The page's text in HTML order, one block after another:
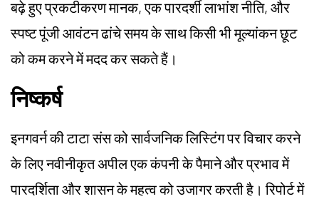
बढ़े हुए प्रकटीकरण मानक, एक पारदर्शी लाभांश नीति, और
स्पष्ट पूंजी आवंटन ढांचे समय के साथ किसी भी मूल्यांकन छूट
को कम करने में मदद कर सकते हैं।
निष्कर्ष
इनगवर्न की टाटा संस को सार्वजनिक लिस्टिंग पर विचार करने
के लिए नवीनीकृत अपील एक कंपनी के पैमाने और प्रभाव में
पारदर्शिता और शासन के महत्व को उजागर करती है। रिपोर्ट में